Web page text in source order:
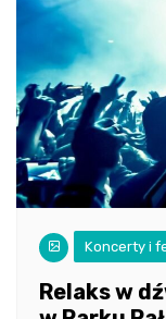
Koncerty i
Relaks w